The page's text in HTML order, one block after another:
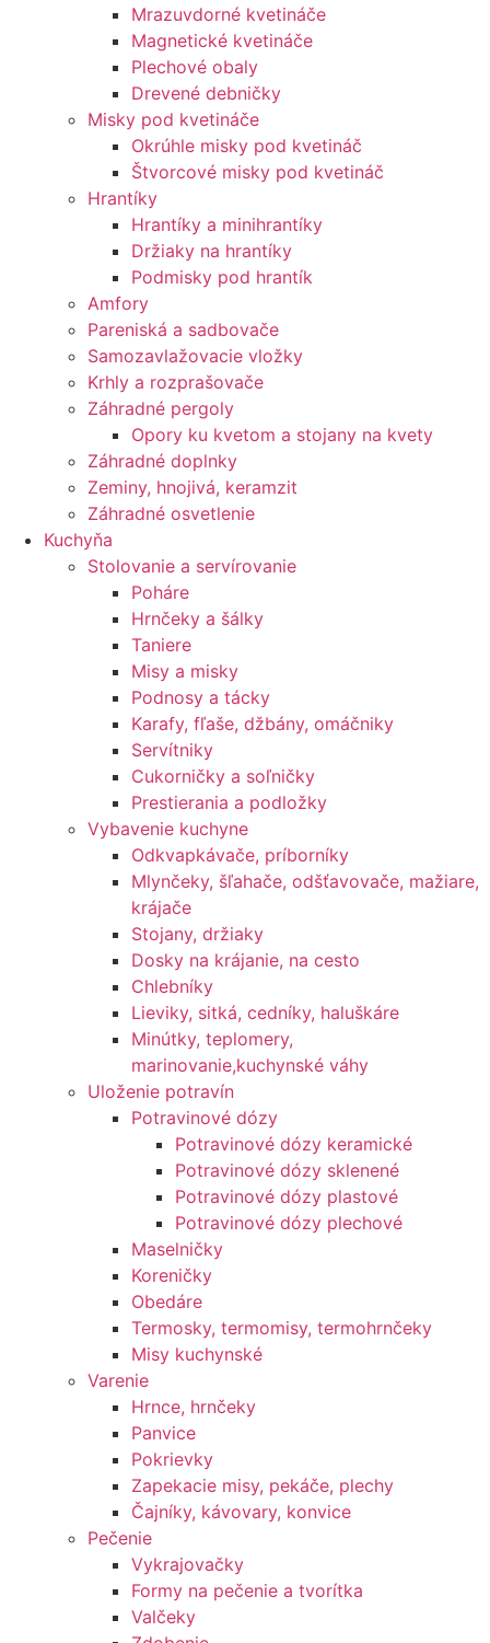
Mrazuvdorné kvetináče
Magnetické kvetináče
Plechové obaly
Drevené debničky
Misky pod kvetináče
Okrúhle misky pod kvetináč
Štvorcové misky pod kvetináč
Hrantíky
Hrantíky a minihrantíky
Držiaky na hrantíky
Podmisky pod hrantík
Amfory
Pareniská a sadbovače
Samozavlažovacie vložky
Krhly a rozprašovače
Záhradné pergoly
Opory ku kvetom a stojany na kvety
Záhradné doplnky
Zeminy, hnojivá, keramzit
Záhradné osvetlenie
Kuchyňa
Stolovanie a servírovanie
Poháre
Hrnčeky a šálky
Taniere
Misy a misky
Podnosy a tácky
Karafy, fľaše, džbány, omáčniky
Servítniky
Cukorničky a soľničky
Prestierania a podložky
Vybavenie kuchyne
Odkvapkávače, príborníky
Mlynčeky, šľahače, odšťavovače, mažiare,
krájače
Stojany, držiaky
Dosky na krájanie, na cesto
Chlebníky
Lieviky, sitká, cedníky, haluškáre
Minútky, teplomery,
marinovanie,kuchynské váhy
Uloženie potravín
Potravinové dózy
Potravinové dózy keramické
Potravinové dózy sklenené
Potravinové dózy plastové
Potravinové dózy plechové
Maselničky
Koreničky
Obedáre
Termosky, termomisy, termohrnčeky
Misy kuchynské
Varenie
Hrnce, hrnčeky
Panvice
Pokrievky
Zapekacie misy, pekáče, plechy
Čajníky, kávovary, konvice
Pečenie
Vykrajovačky
Formy na pečenie a tvorítka
Valčeky